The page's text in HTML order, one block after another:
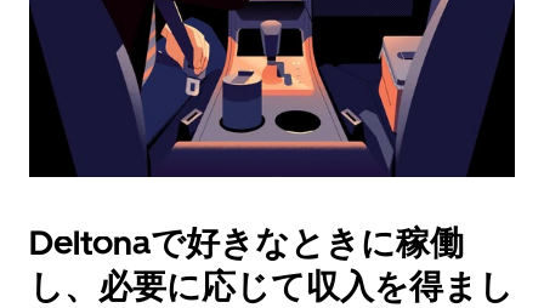
を
選
択
す。
ン
で
カ
Deltonaで好きなときに稼働
し、必要に応じて収入を得まし